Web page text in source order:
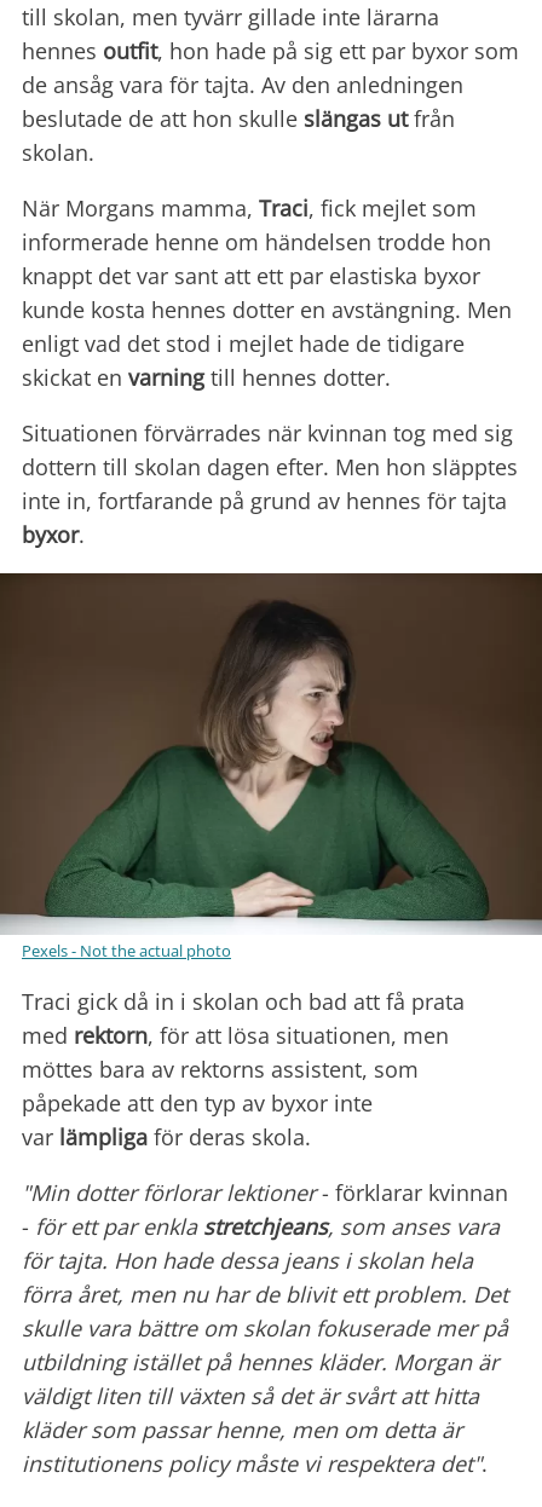
till skolan, men tyvärr gillade inte lärarna
hennes outfit, hon hade på sig ett par byxor som
de ansåg vara för tajta. Av den anledningen
beslutade de att hon skulle slängas utfrån
skolan.
När Morgans mamma, Traci, fick mejlet som
informerade henne om händelsen trodde hon
knappt det var sant att ett par elastiska byxor
kunde kosta hennes dotter en avstängning. Men
enligt vad det stod i mejlet hade de tidigare
skickat en varningtill hennes dotter.
Situationen förvärrades när kvinnan tog med sig
dottern till skolan dagen efter. Men hon släpptes
inte in, fortfarande på grund av hennes för tajta
byxor.
Pexels - Not the actual photo
Traci gick då in i skolan och bad att få prata
med rektorn, för att lösa situationen, men
möttes bara av rektorns assistent, som
påpekade att den typ av byxor inte
var lämpliga för deras skola.
"Min dotter förlorar lektioner- förklarar kvinnan
- för ett par enkla stretchjeans, som anses vara
för tajta. Hon hade dessa jeans i skolan hela
förra året, men nu har de blivit ett problem. Det
skulle vara bättre om skolan fokuserade mer på
utbildning istället på hennes kläder. Morgan är
väldigt liten till växten så det är svårt att hitta
kläder som passar henne, men om detta är
institutionens policy måste vi respektera det".